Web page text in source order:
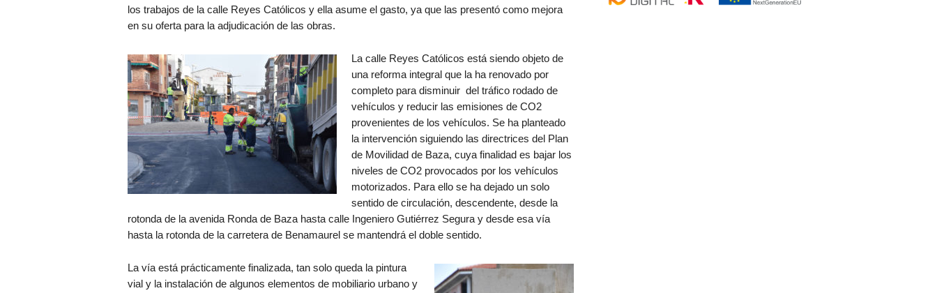
los trabajos de la calle Reyes Católicos y ella asume el gasto, ya que las presentó como mejora
en su oferta para la adjudicación de las obras.
La calle Reyes Católicos está siendo objeto de
una reforma integral que la ha renovado por
completo para disminuir del tráfico rodado de
vehículos y reducir las emisiones de CO2
provenientes de los vehículos. Se ha planteado
la intervención siguiendo las directrices del Plan
de Movilidad de Baza, cuya finalidad es bajar los
niveles de CO2 provocados por los vehículos
motorizados. Para ello se ha dejado un solo
sentido de circulación, descendente, desde la
rotonda de la avenida Ronda de Baza hasta calle Ingeniero Gutiérrez Segura y desde esa vía
hasta la rotonda de la carretera de Benamaurel se mantendrá el doble sentido.
La vía está prácticamente finalizada, tan solo queda la pintura
vial y la instalación de algunos elementos de mobiliario urbano y